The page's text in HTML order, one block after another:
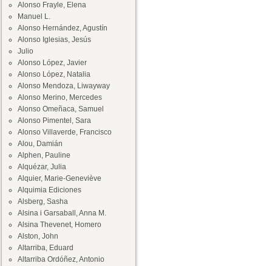
Alonso Frayle, Elena
Manuel L.
Alonso Hernández, Agustín
Alonso Iglesias, Jesús
Julio
Alonso López, Javier
Alonso López, Natalia
Alonso Mendoza, Liwayway
Alonso Merino, Mercedes
Alonso Omeñaca, Samuel
Alonso Pimentel, Sara
Alonso Villaverde, Francisco
Alou, Damián
Alphen, Pauline
Alquézar, Julia
Alquier, Marie-Geneviève
Alquimia Ediciones
Alsberg, Sasha
Alsina i Garsaball, Anna M.
Alsina Thevenet, Homero
Alston, John
Altarriba, Eduard
Altarriba Ordóñez, Antonio